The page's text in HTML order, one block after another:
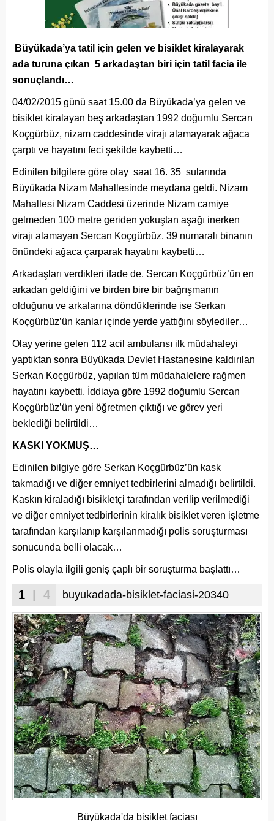
Büyükada’ya tatil için gelen ve bisiklet kiralayarak
ada turuna çıkan 5 arkadaştan biri için tatil facia ile
sonuçlandı…
04/02/2015 günü saat 15.00 da Büyükada’ya gelen ve
bisiklet kiralayan beş arkadaştan 1992 doğumlu Sercan
Koçgürbüz, nizam caddesinde virajı alamayarak ağaca
çarptı ve hayatını feci şekilde kaybetti…
Edinilen bilgilere göre olay saat 16. 35 sularında
Büyükada Nizam Mahallesinde meydana geldi. Nizam
Mahallesi Nizam Caddesi üzerinde Nizam camiye
gelmeden 100 metre geriden yokuştan aşağı inerken
virajı alamayan Sercan Koçgürbüz, 39 numaralı binanın
önündeki ağaca çarparak hayatını kaybetti…
Arkadaşları verdikleri ifade de, Sercan Koçgürbüz’ün en
arkadan geldiğini ve birden bire bir bağrışmanın
olduğunu ve arkalarına döndüklerinde ise Serkan
Koçgürbüz’ün kanlar içinde yerde yattığını söylediler…
Olay yerine gelen 112 acil ambulansı ilk müdahaleyi
yaptıktan sonra Büyükada Devlet Hastanesine kaldırılan
Serkan Koçgürbüz, yapılan tüm müdahalelere rağmen
hayatını kaybetti. İddiaya göre 1992 doğumlu Sercan
Koçgürbüz’ün yeni öğretmen çıktığı ve görev yeri
beklediği belirtildi…
KASKI YOKMUŞ…
Edinilen bilgiye göre Serkan Koçgürbüz’ün kask
takmadığı ve diğer emniyet tedbirlerini almadığı belirtildi.
Kaskın kiraladığı bisikletçi tarafından verilip verilmediği
ve diğer emniyet tedbirlerinin kiralık bisiklet veren işletme
tarafından karşılanıp karşılanmadığı polis soruşturması
sonucunda belli olacak…
Polis olayla ilgili geniş çaplı bir soruşturma başlattı…
1 | 4 buyukadada-bisiklet-faciasi-20340
Büyükada'da bisiklet faciası